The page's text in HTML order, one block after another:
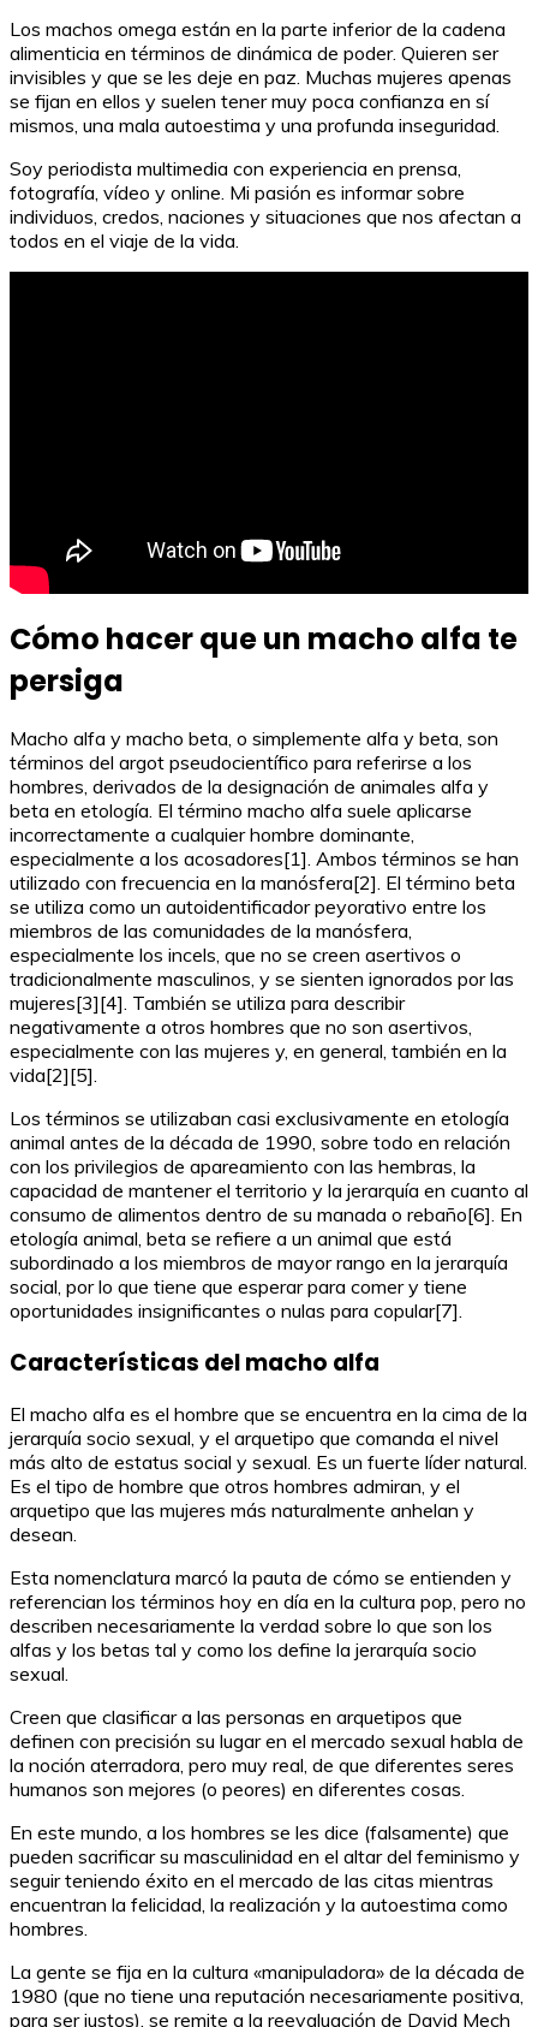
Los machos omega están en la parte inferior de la cadena
alimenticia en términos de dinámica de poder. Quieren ser
invisibles y que se les deje en paz. Muchas mujeres apenas
se fijan en ellos y suelen tener muy poca confianza en sí
mismos, una mala autoestima y una profunda inseguridad.
Soy periodista multimedia con experiencia en prensa,
fotografía, vídeo y online. Mi pasión es informar sobre
individuos, credos, naciones y situaciones que nos afectan a
todos en el viaje de la vida.
Cómo hacer que un macho alfa te
persiga
Macho alfa y macho beta, o simplemente alfa y beta, son
términos del argot pseudocientífico para referirse a los
hombres, derivados de la designación de animales alfa y
beta en etología. El término macho alfa suele aplicarse
incorrectamente a cualquier hombre dominante,
especialmente a los acosadores[1]. Ambos términos se han
utilizado con frecuencia en la manósfera[2]. El término beta
se utiliza como un autoidentificador peyorativo entre los
miembros de las comunidades de la manósfera,
especialmente los incels, que no se creen asertivos o
tradicionalmente masculinos, y se sienten ignorados por las
mujeres[3][4]. También se utiliza para describir
negativamente a otros hombres que no son asertivos,
especialmente con las mujeres y, en general, también en la
vida[2][5].
Los términos se utilizaban casi exclusivamente en etología
animal antes de la década de 1990, sobre todo en relación
con los privilegios de apareamiento con las hembras, la
capacidad de mantener el territorio y la jerarquía en cuanto al
consumo de alimentos dentro de su manada o rebaño[6]. En
etología animal, beta se refiere a un animal que está
subordinado a los miembros de mayor rango en la jerarquía
social, por lo que tiene que esperar para comer y tiene
oportunidades insignificantes o nulas para copular[7].
Características del macho alfa
El macho alfa es el hombre que se encuentra en la cima de la
jerarquía socio sexual, y el arquetipo que comanda el nivel
más alto de estatus social y sexual. Es un fuerte líder natural.
Es el tipo de hombre que otros hombres admiran, y el
arquetipo que las mujeres más naturalmente anhelan y
desean.
Esta nomenclatura marcó la pauta de cómo se entienden y
referencian los términos hoy en día en la cultura pop, pero no
describen necesariamente la verdad sobre lo que son los
alfas y los betas tal y como los define la jerarquía socio
sexual.
Creen que clasificar a las personas en arquetipos que
definen con precisión su lugar en el mercado sexual habla de
la noción aterradora, pero muy real, de que diferentes seres
humanos son mejores (o peores) en diferentes cosas.
En este mundo, a los hombres se les dice (falsamente) que
pueden sacrificar su masculinidad en el altar del feminismo y
seguir teniendo éxito en el mercado de las citas mientras
encuentran la felicidad, la realización y la autoestima como
hombres.
La gente se fija en la cultura «manipuladora» de la década de
1980 (que no tiene una reputación necesariamente positiva,
para ser justos), se remite a la reevaluación de David Mech